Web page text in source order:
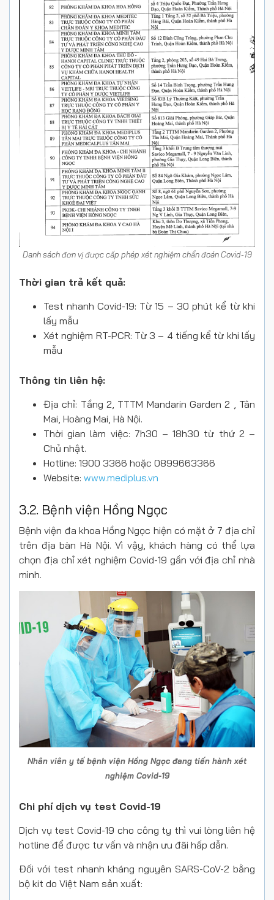
Danh sách đơn vị được cấp phép xét nghiệm chẩn đoán Covid-19
Thời gian trả kết quả:
Test nhanh Covid-19: Từ 15 – 30 phút kể từ khi
lấy mẫu
Xét nghiệm RT-PCR: Từ 3 – 4 tiếng kể từ khi lấy
mẫu
Thông tin liên hệ:
Địa chỉ: Tầng 2, TTTM Mandarin Garden 2 , Tân
Mai, Hoàng Mai, Hà Nội.
Thời gian làm việc: 7h30 – 18h30 từ thứ 2 –
Chủ nhật.
Hotline: 1900 3366 hoặc 0899663366
Website: www.mediplus.vn
3.2. Bệnh viện Hồng Ngọc
Bệnh viện đa khoa Hồng Ngọc hiện có mặt ở 7 địa chỉ
trên địa bàn Hà Nội. Vì vậy, khách hàng có thể lựa
chọn địa chỉ xét nghiệm Covid-19 gần với địa chỉ nhà
mình.
Nhân viên y tế bệnh viện Hồng Ngọc đang tiến hành xét
nghiệm Covid-19
Chi phí dịch vụ test Covid-19
Dịch vụ test Covid-19 cho công ty thì vui lòng liên hệ
hotline để được tư vấn và nhận ưu đãi hấp dẫn.
Đối với test nhanh kháng nguyên SARS-CoV-2 bằng
bộ kit do Việt Nam sản xuất: